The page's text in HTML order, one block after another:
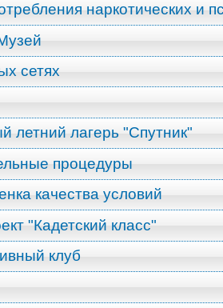
наркотических и
сетях
летний лагерь "Спутник"
процедуры
качества условий
"Кадетский класс"
клуб